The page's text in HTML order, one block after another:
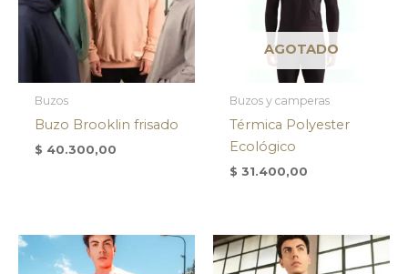
Buzos
Buzo Brooklin frisado
$ 40.300,00
AGOTADO
Buzos y camperas
Térmica Polyester
Ecológico
$ 31.400,00